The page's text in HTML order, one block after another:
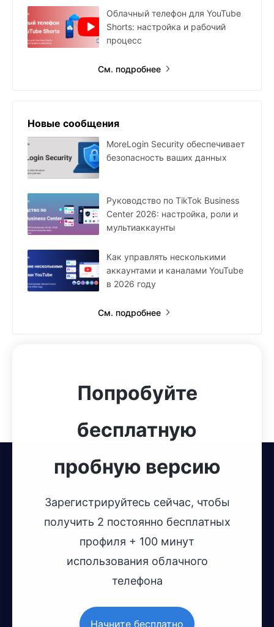
Облачный телефон для YouTube
Shorts: настройка и рабочий
процесс
См. подробнее
Новые сообщения
MoreLogin Security обеспечивает
безопасность ваших данных
Руководство по TikTok Business
Center 2026: настройка, роли и
мультиаккаунты
Как управлять несколькими
аккаунтами и каналами YouTube
в 2026 году
См. подробнее
Попробуйте
бесплатную
пробную версию
Зарегистрируйтесь сейчас, чтобы
получить 2 постоянно бесплатных
профиля + 100 минут
использования облачного
телефона
Начните бесплатно